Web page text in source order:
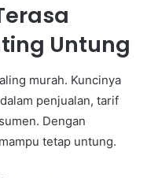
Untung
murah. Kuncinya
penjualan, tarif
Dengan
tetap untung.